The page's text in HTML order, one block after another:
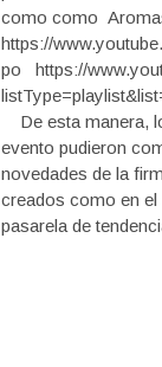
como como
https://
po https://
De esta manera,
evento pudieron
novedades de la
creados como en el
pasarela de